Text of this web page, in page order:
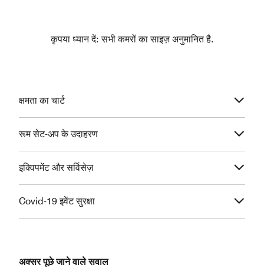
कृपया ध्यान दें: सभी कमरों का साइज़ अनुमानित है.
क्षमता का चार्ट
रूम सेट-अप के उदाहरण
इक्विपमेंट और सर्विसेज़
Covid-19 इवेंट सुरक्षा
अक्सर पूछे जाने वाले सवाल